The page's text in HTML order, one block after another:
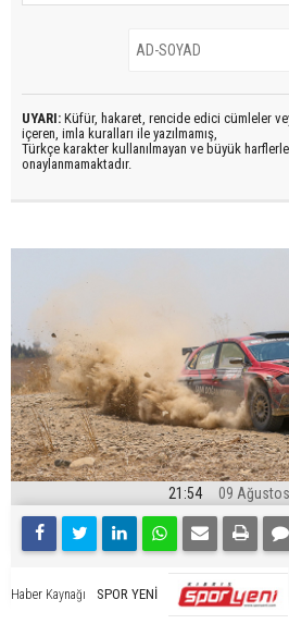
UYARI: Küfür, hakaret, rencide edici cümleler
içeren, imla kuralları ile yazılmamış,
Türkçe karakter kullanılmayan ve büyük
onaylanmamaktadır.
21:54 09
Haber Kaynağı SPOR YENİ